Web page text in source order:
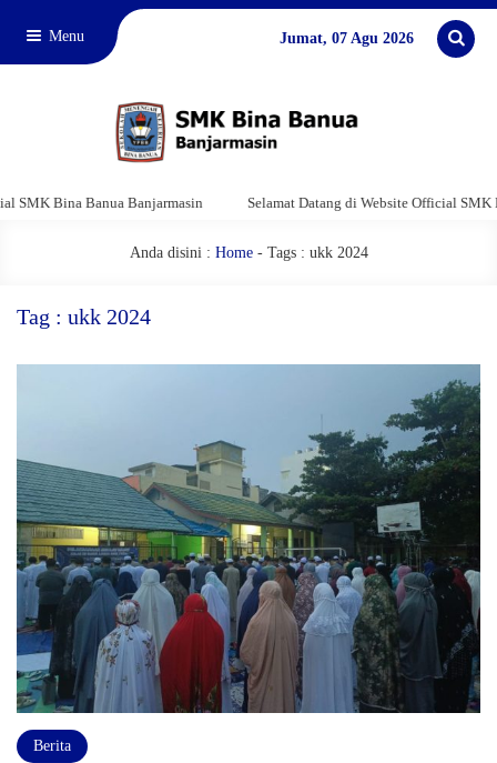
Menu Jumat, 07 Agu 2026
Bina Banua Banjarmasin Selamat Datang di Website Official SMK
Anda disini : Home- Tags : ukk 2024
Tag : ukk 2024
Berita